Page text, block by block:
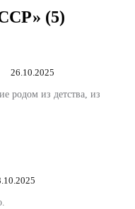
(5)
26.10.2025
родом из детства, из